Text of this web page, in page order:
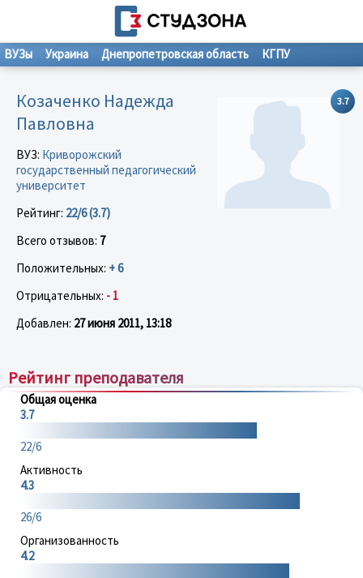
ВУЗы Украина Днепропетровская область КГПУ
3.7
Козаченко Надежда
Павловна
ВУЗ: Криворожский
государственный педагогический
университет
Рейтинг: 22/6 (3.7)
Всего отзывов: 7
Положительных: + 6
Отрицательных: - 1
Добавлен: 27 июня 2011, 13:18
Рейтинг преподавателя
Общая оценка
3.7
22/6
Активность
4.3
26/6
Организованность
4.2